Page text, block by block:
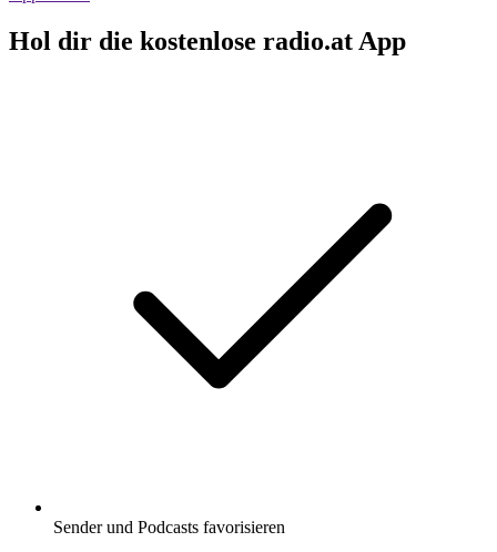
Hol dir die kostenlose radio.at App
Sender und Podcasts favorisieren